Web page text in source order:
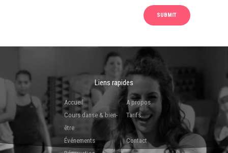
Liens rapides
Accueil
A propos
Cours danse & bien-
être
Tarifs
Événements
Contact